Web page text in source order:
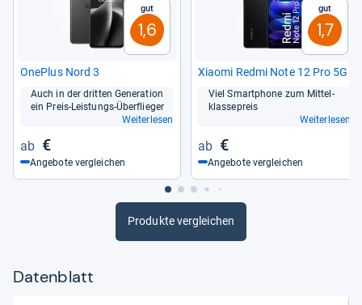
Gut
1,6
One­Plus Nord 3
Auch in der drit­ten Gene­ra­tion
ein Preis-​Leis­tungs-​Über­flie­ger
Weiterlesen
€
Angebote vergleichen
Gut
1,7
Xiaomi Redmi Note 12 Pro 5G
Viel Smart­phone zum Mit­tel­
klas­se­preis
Weiterlesen
€
Angebote vergleichen
Produkte vergleichen
Datenblatt